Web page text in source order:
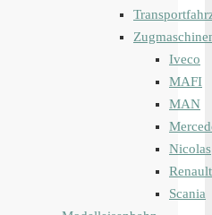
Iveco
MAFI
MAN
Nicolas
Renault
Scania